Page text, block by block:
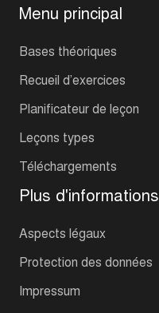
Menu principal
Bases théoriques
Recueil d’exercices
Planificateur de leçon
Leçons types
Téléchargements
Plus d'informations
Aspects légaux
Protection des données
Impressum